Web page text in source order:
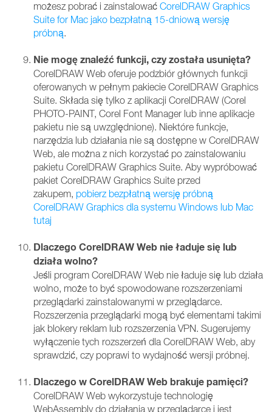
możesz pobrać i zainstalować CorelDRAW Graphics
Suite for Mac jako bezpłatną 15-dniową wersję
próbną.
Nie mogę znaleźć funkcji, czy została usunięta?
CorelDRAW Web oferuje podzbiór głównych funkcji
oferowanych w pełnym pakiecie CorelDRAW Graphics
Suite. Składa się tylko z aplikacji CorelDRAW (Corel
PHOTO-PAINT, Corel Font Manager lub inne aplikacje
pakietu nie są uwzględnione). Niektóre funkcje,
narzędzia lub działania nie są dostępne w CorelDRAW
Web, ale można z nich korzystać po zainstalowaniu
pakietu CorelDRAW Graphics Suite. Aby wypróbować
pakiet CorelDRAW Graphics Suite przed
zakupem, pobierz bezpłatną wersję próbną
CorelDRAW Graphics dla systemu Windows lub Mac
tutaj
Dlaczego CorelDRAW Web nie ładuje się lub
działa wolno?
Jeśli program CorelDRAW Web nie ładuje się lub działa
wolno, może to być spowodowane rozszerzeniami
przeglądarki zainstalowanymi w przeglądarce.
Rozszerzenia przeglądarki mogą być elementami takimi
jak blokery reklam lub rozszerzenia VPN. Sugerujemy
wyłączenie tych rozszerzeń dla CorelDRAW Web, aby
sprawdzić, czy poprawi to wydajność wersji próbnej.
Dlaczego w CorelDRAW Web brakuje pamięci?
CorelDRAW Web wykorzystuje technologię
WebAssembly do działania w przeglądarce i jest